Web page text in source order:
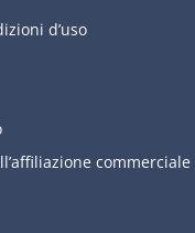
d’uso
commerciale